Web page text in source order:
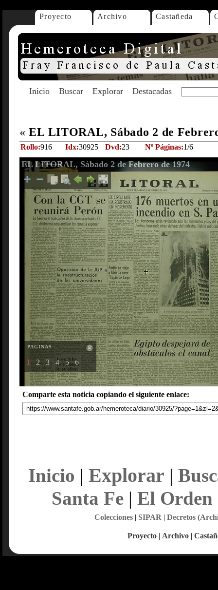
Proyecto Archivo Castañeda
Inicio Buscar Explorar Destacadas
« EL LITORAL, Sábado 2 de
Rollo:916 Idx:30925 Dvd:23 Nº Páginas:1/6
EL LITORAL, Sábado 2 de Febrero de 1974
PAGINAS
1 2 3 4 5 6
Comparte esta noticia copiando el siguiente enlace:
Inicio | Explorar |
Santa Fe| El Orden
Colecciones| SIPAR | Decretos
Proyecto | Archivo |